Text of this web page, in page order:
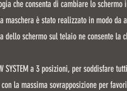
che consenta di cambiare lo schermo
maschera è stato realizzato in modo
dello schermo sul telaio ne consente la
SYSTEM a 3 posizioni, per soddisfare
la massima sovrapposizione per